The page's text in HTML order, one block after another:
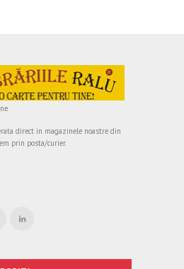
direct in magazinele noastre din
prin posta/curier.